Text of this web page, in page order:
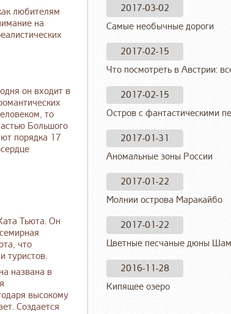
любителям
на
он входит в
то
Большого
порядка 17
Тьюта. Он
что
туристов.
названа в
высокому
Создается
2017-03-02
Самые необычные дороги
2017-02-15
Что посмотреть в Австрии:
2017-02-15
Остров с фантастическими
2017-01-31
Аномальные зоны России
2017-01-22
Молнии острова Маракайбо
2017-01-22
Цветные песчаные дюны
2016-11-28
Кипящее озеро